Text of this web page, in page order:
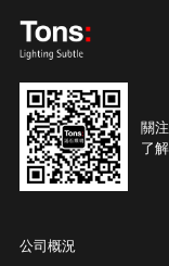
關
了
公司概況